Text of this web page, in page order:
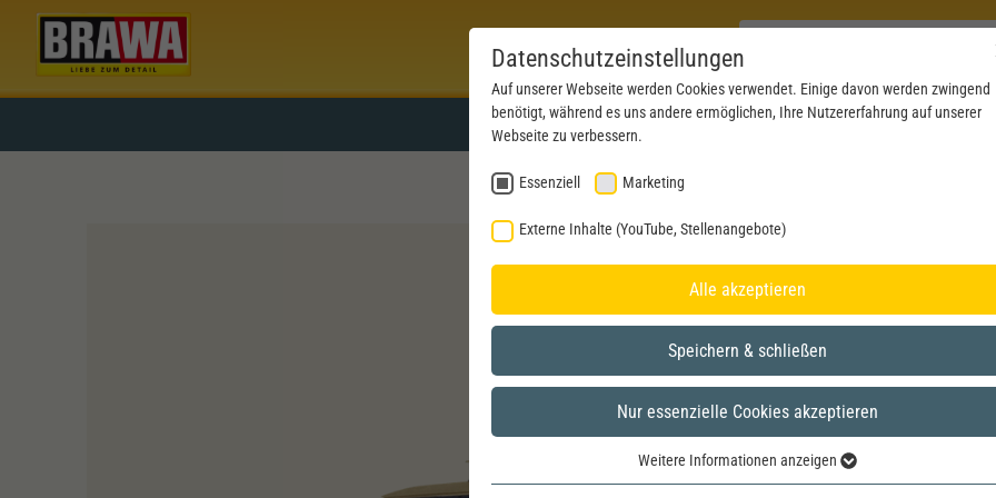
PRODUKTE AKTUELLES SERVICE
Datenschutzeinstellungen
Auf unserer Webseite werden Cookies verwendet. Einige davon werden zwingend
benötigt, während es uns andere ermöglichen, Ihre Nutzererfahrung auf unserer
Webseite zu verbessern.
Essenziell Marketing
Externe Inhalte (YouTube, Stellenangebote)
Alle akzeptieren
Speichern & schließen
Nur essenzielle Cookies akzeptieren
Weitere Informationen anzeigen